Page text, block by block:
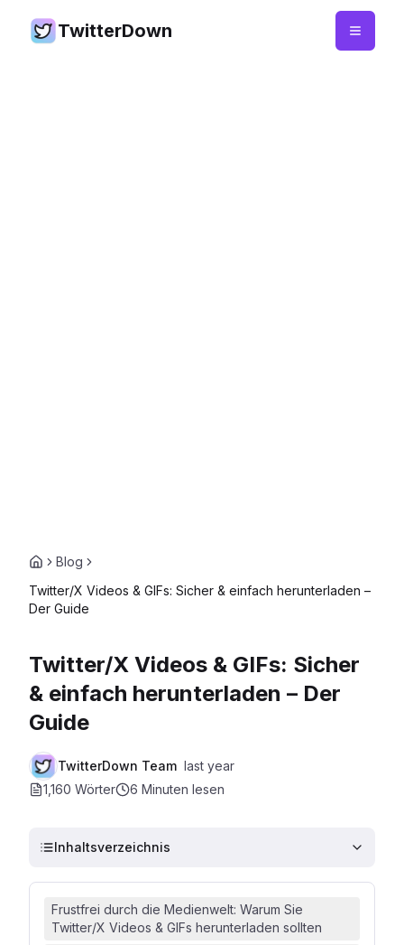
TwitterDown
Blog
Twitter/X Videos & GIFs: Sicher & einfach herunterladen –
Der Guide
Twitter/X Videos & GIFs: Sicher
& einfach herunterladen – Der
Guide
TwitterDown Team last year
1,160 Wörter
6 Minuten lesen
Inhaltsverzeichnis
Frustfrei durch die Medienwelt: Warum Sie
Twitter/X Videos & GIFs herunterladen sollten